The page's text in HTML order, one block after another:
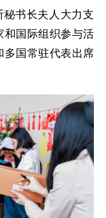
书长夫人大力支
和国际组织参与活
多国常驻代表出席